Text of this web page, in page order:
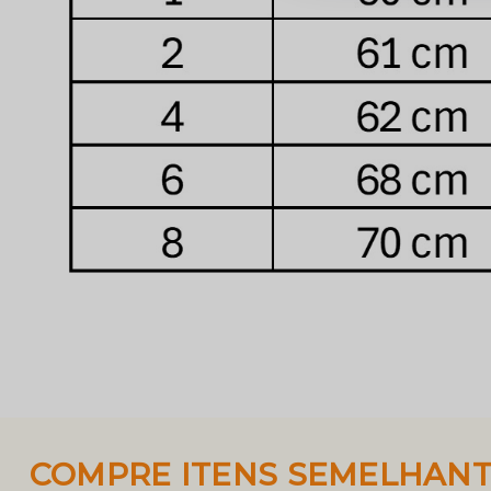
COMPRE ITENS